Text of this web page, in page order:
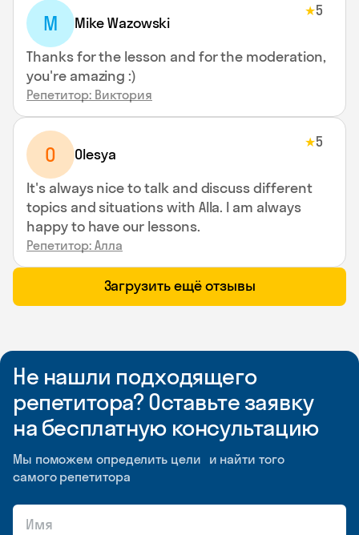
M Mike Wazowski
★5
Thanks for the lesson and for the moderation,
you're amazing :)
Репетитор: Виктория
O Olesya
★5
It's always nice to talk and discuss different
topics and situations with Alla. I am always
happy to have our lessons.
Репетитор: Алла
Загрузить ещё отзывы
Не нашли подходящего
репетитора? Оставьте заявку
на бесплатную консультацию
Мы поможем определить цели и найти того
самого репетитора